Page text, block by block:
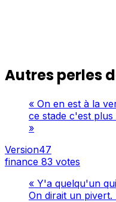
Autres perles
« On en est à la
ce stade c'est
»
Version47
finance 83 votes
« Y'a quelqu'un
On dirait un